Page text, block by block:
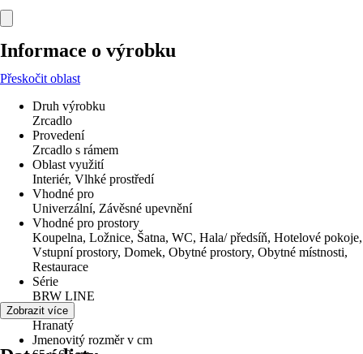
Informace o výrobku
Přeskočit oblast
Druh výrobku
Zrcadlo
Provedení
Zrcadlo s rámem
Oblast využití
Interiér, Vlhké prostředí
Vhodné pro
Univerzální, Závěsné upevnění
Vhodné pro prostory
Koupelna, Ložnice, Šatna, WC, Hala/ předsíň, Hotelové pokoje,
Vstupní prostory, Domek, Obytné prostory, Obytné místnosti,
Restaurace
Série
BRW LINE
Tvar
Hranatý
Jmenovitý rozměr v cm
Zobrazit více